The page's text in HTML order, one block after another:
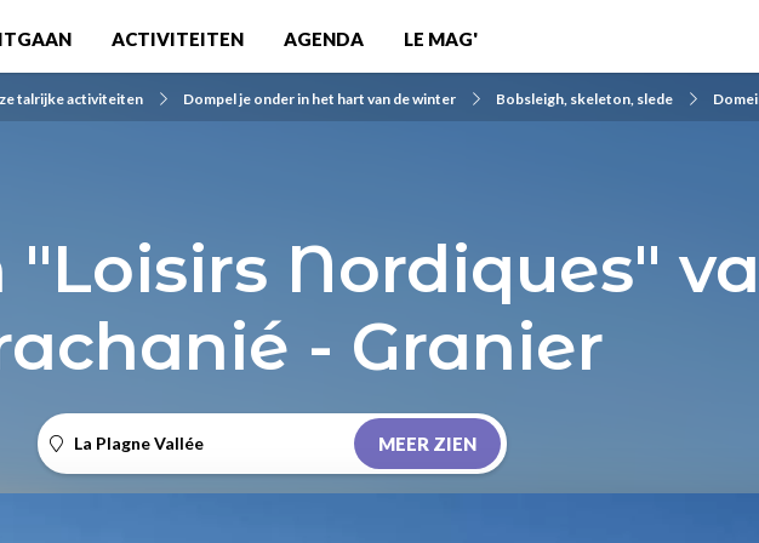
ACTIVITEITEN AGENDA LE MAG'
talrijke activiteiten Dompel je onder in het hart van de winter Bobsleigh, skeleton, slede
"Loisirs Nordiques"
- Granier
La Plagne Vallée MEER ZIEN